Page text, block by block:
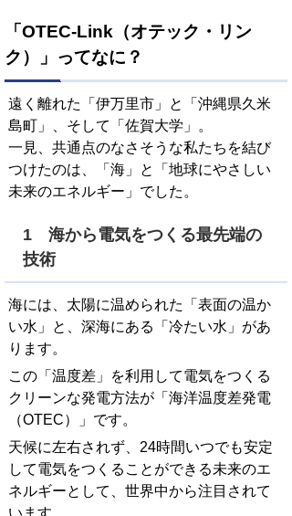
「OTEC-Link（オテック・リン
ク）」ってなに？
遠く離れた「伊万里市」と「沖縄県久米
島町」、そして「佐賀大学」。
一見、共通点のなさそうな私たちを結び
つけたのは、「海」と「地球にやさしい
未来のエネルギー」でした。
1 海から電気をつくる最先端の
技術
海には、太陽に温められた「表面の温か
い水」と、深海にある「冷たい水」があ
ります。
この「温度差」を利用して電気をつくる
クリーンな発電方法が「海洋温度差発電
（OTEC）」です。
天候に左右されず、24時間いつでも安定
して電気をつくることができる未来のエ
ネルギーとして、世界中から注目されて
います。